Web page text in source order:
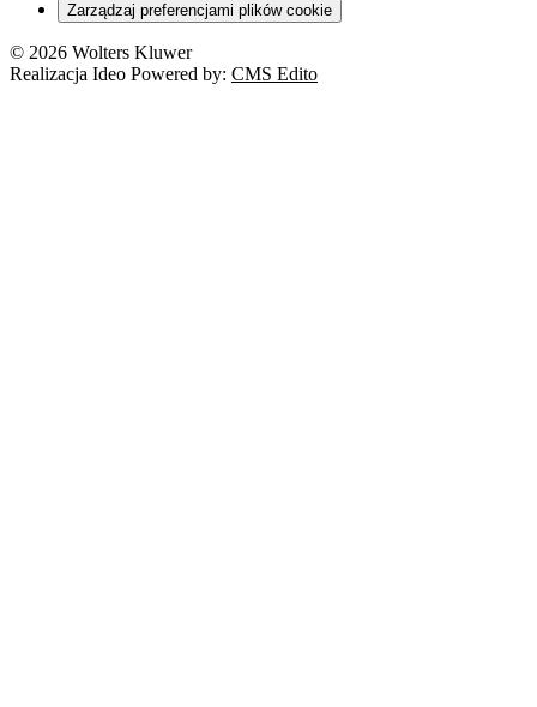
Zarządzaj preferencjami plików cookie
© 2026 Wolters Kluwer
Realizacja Ideo Powered by: CMS Edito